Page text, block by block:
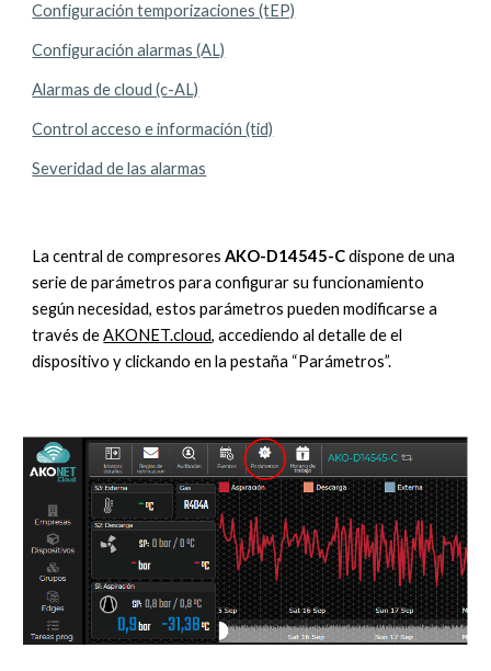
Configuración temporizaciones (tEP)
Configuración alarmas (AL)
Alarmas de cloud (c-AL)
Control acceso e información (tid)
Severidad de las alarmas
La central de compresoresAKO-D14545-Cdispone de una
serie de parámetros para configurar su funcionamiento
según necesidad, estos parámetros pueden modificarse a
través deAKONET.cloud, accediendo al detalle de el
dispositivo y clickando en la pestaña “Parámetros”.